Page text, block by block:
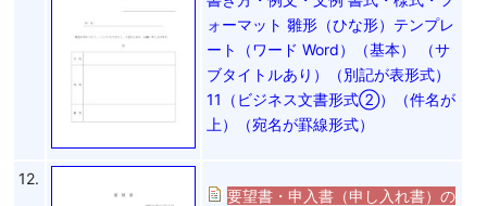
ォーマット 雛形（ひな形）テンプレ
ート（ワード Word）（基本） （サ
ブタイトルあり）（別記が表形式）
11（ビジネス文書形式②）（件名が
上）（宛名が罫線形式）
12.
要望書・申入書（申し入れ書）の